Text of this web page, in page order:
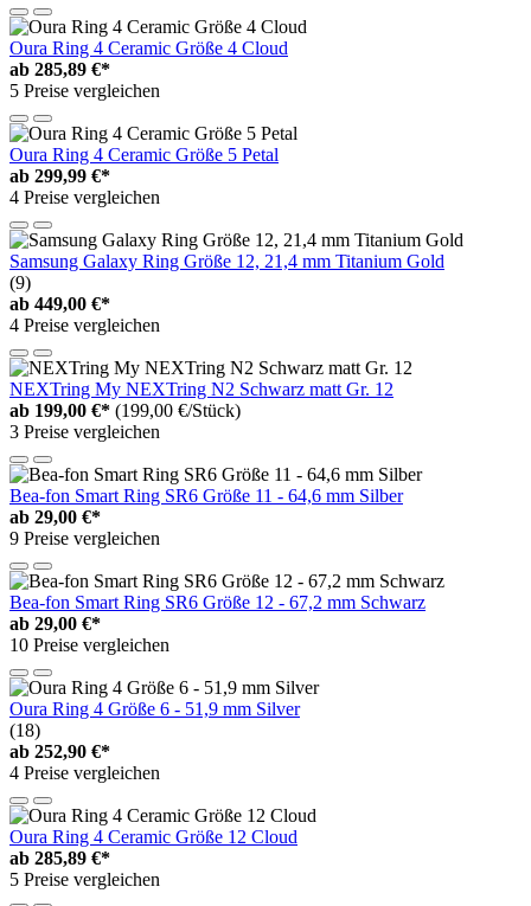
Oura Ring 4 Ceramic Größe 4 Cloud
ab 285,89 €*
5 Preise vergleichen
Oura Ring 4 Ceramic Größe 5 Petal
ab 299,99 €*
4 Preise vergleichen
Samsung Galaxy Ring Größe 12, 21,4 mm Titanium Gold
(9)
ab 449,00 €*
4 Preise vergleichen
NEXTring My NEXTring N2 Schwarz matt Gr. 12
ab 199,00 €* (199,00 €/Stück)
3 Preise vergleichen
Bea-fon Smart Ring SR6 Größe 11 - 64,6 mm Silber
ab 29,00 €*
9 Preise vergleichen
Bea-fon Smart Ring SR6 Größe 12 - 67,2 mm Schwarz
ab 29,00 €*
10 Preise vergleichen
Oura Ring 4 Größe 6 - 51,9 mm Silver
(18)
ab 252,90 €*
4 Preise vergleichen
Oura Ring 4 Ceramic Größe 12 Cloud
ab 285,89 €*
5 Preise vergleichen